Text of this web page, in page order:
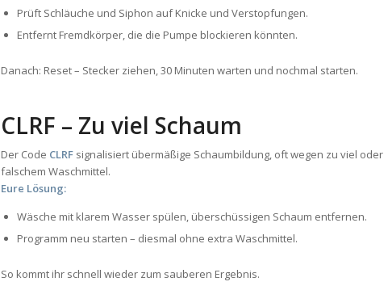
Prüft Schläuche und Siphon auf Knicke und Verstopfungen.
Entfernt Fremdkörper, die die Pumpe blockieren könnten.
Danach: Reset – Stecker ziehen, 30 Minuten warten und nochmal starten.
CLRF – Zu viel Schaum
Der Code CLRF signalisiert übermäßige Schaumbildung, oft wegen zu viel oder
falschem Waschmittel.
Eure Lösung:
Wäsche mit klarem Wasser spülen, überschüssigen Schaum entfernen.
Programm neu starten – diesmal ohne extra Waschmittel.
So kommt ihr schnell wieder zum sauberen Ergebnis.